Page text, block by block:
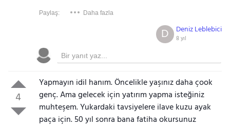
Paylaş: Daha fazla
Deniz Leblebici
8 yıl
D
4
Yapmayın idil hanım. Öncelikle yaşınız daha çook
genç. Ama gelecek için yatırım yapma isteğiniz
muhteşem. Yukardaki tavsiyelere ilave kuzu ayak
paça için. 50 yıl sonra bana fatiha okursunuz